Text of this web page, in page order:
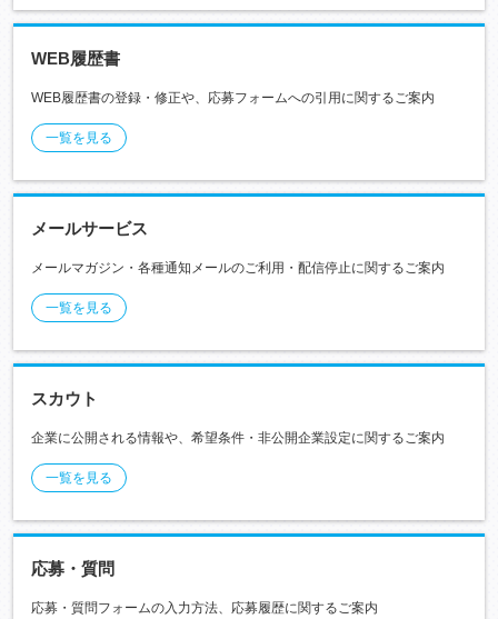
WEB履歴書
WEB履歴書の登録・修正や、応募フォームへの引用に関するご案内
一覧を見る
メールサービス
メールマガジン・各種通知メールのご利用・配信停止に関するご案内
一覧を見る
スカウト
企業に公開される情報や、希望条件・非公開企業設定に関するご案内
一覧を見る
応募・質問
応募・質問フォームの入力方法、応募履歴に関するご案内